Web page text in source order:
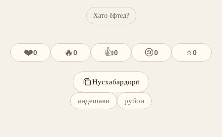
Хато ёфтед?
❤️0 🔥0 👍0 😢0 ⭐0
Нусхабардорӣ
андешавӣ рубоӣ